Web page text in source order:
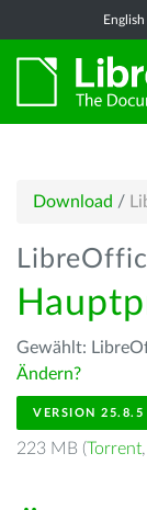
English
Download /
Gewählt:
Ändern?
VERSION 25.8.5
223 MB (Torrent,